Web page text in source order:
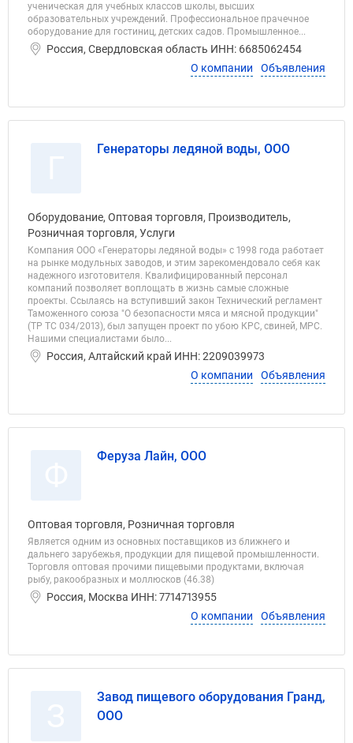
ученическая для учебных классов школы, высших
образовательных учреждений. Профессиональное прачечное
оборудование для гостиниц, детских садов. Промышленное...
Россия, Свердловская область ИНН: 6685062454
О компании
Объявления
Генераторы ледяной воды, ООО
Оборудование, Оптовая торговля, Производитель,
Розничная торговля, Услуги
Компания ООО «Генераторы ледяной воды» с 1998 года работает
на рынке модульных заводов, и этим зарекомендовало себя как
надежного изготовителя. Квалифицированный персонал
компаний позволяет воплощать в жизнь самые сложные
проекты. Ссылаясь на вступивший закон Технический регламент
Таможенного союза "О безопасности мяса и мясной продукции"
(ТР ТС 034/2013), был запущен проект по убою КРС, свиней, МРС.
Нашими специалистами было...
Россия, Алтайский край ИНН: 2209039973
О компании
Объявления
Феруза Лайн, ООО
Оптовая торговля, Розничная торговля
Является одним из основных поставщиков из ближнего и
дальнего зарубежья, продукции для пищевой промышленности.
Торговля оптовая прочими пищевыми продуктами, включая
рыбу, ракообразных и моллюсков (46.38)
Россия, Москва ИНН: 7714713955
О компании
Объявления
Завод пищевого оборудования Гранд,
ООО